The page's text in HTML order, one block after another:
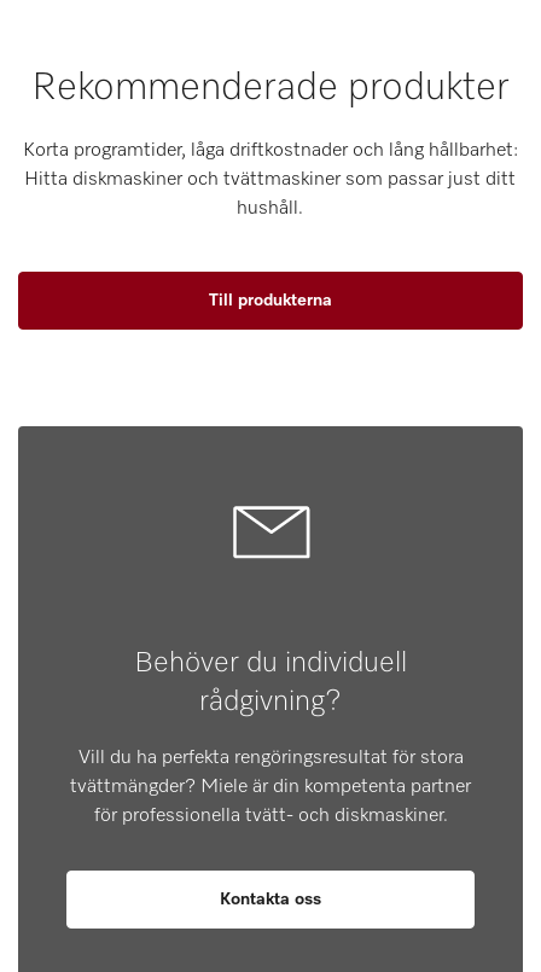
Rekommenderade produkter
Korta programtider, låga driftkostnader och lång hållbarhet:
Hitta diskmaskiner och tvättmaskiner som passar just ditt
hushåll.
Till produkterna
Behöver du individuell
rådgivning?
Vill du ha perfekta rengöringsresultat för stora
tvättmängder? Miele är din kompetenta partner
för professionella tvätt- och diskmaskiner.
Kontakta oss